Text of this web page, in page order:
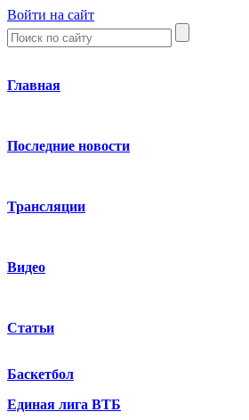
Войти на сайт
Главная
Последние новости
Трансляции
Видео
Статьи
Баскетбол
Единая лига ВТБ